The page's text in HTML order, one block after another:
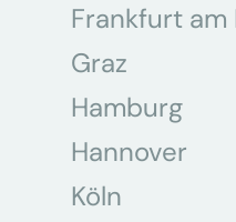
Frankfurt am
Graz
Hamburg
Hannover
Köln